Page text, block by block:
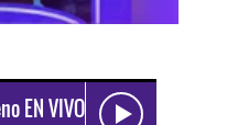
EN VIVO